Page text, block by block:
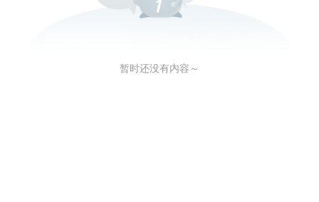
暂时还没有内容～